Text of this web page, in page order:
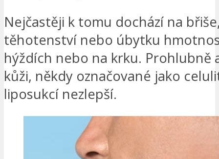
Nejčastěji k tomu dochází na
těhotenství nebo úbytku
hýždích nebo na krku. Prohlubně
kůži, někdy označované jako
liposukcí nezlepší.